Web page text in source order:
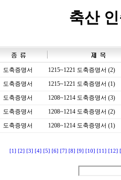
축산
도축증명서
1215~1221 도축증명서 (2)
도축증명서
1215~1221 도축증명서 (1)
도축증명서
1208~1214 도축증명서 (3)
도축증명서
1208~1214 도축증명서 (2)
도축증명서 1208~1214 도축증명서 (1)
[1] [2] [3] [4] [5] [6] [7] [8] [9] [10] [11] [12]